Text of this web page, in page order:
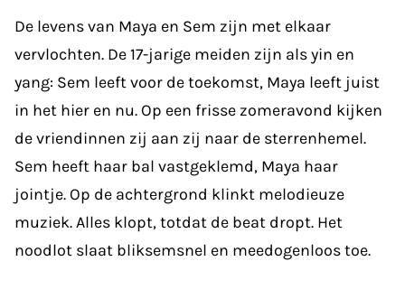
De levens van Maya en Sem zijn met elkaar
vervlochten. De 17-jarige meiden zijn als yin en
yang: Sem leeft voor de toekomst, Maya leeft juist
in het hier en nu. Op een frisse zomeravond kijken
de vriendinnen zij aan zij naar de sterrenhemel.
Sem heeft haar bal vastgeklemd, Maya haar
jointje. Op de achtergrond klinkt melodieuze
muziek. Alles klopt, totdat de beat dropt. Het
noodlot slaat bliksemsnel en meedogenloos toe.